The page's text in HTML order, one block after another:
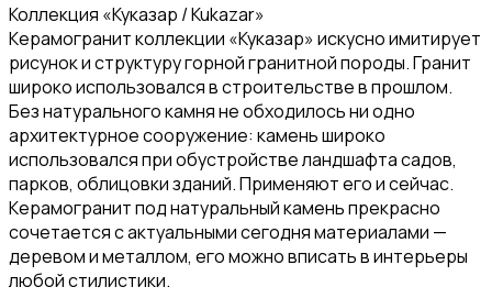
Коллекция «Куказар / Kukazar»
Керамогранит коллекции «Куказар» искусно имитирует
рисунок и структуру горной гранитной породы. Гранит
широко использовался в строительстве в прошлом.
Без натурального камня не обходилось ни одно
архитектурное сооружение: камень широко
использовался при обустройстве ландшафта садов,
парков, облицовки зданий. Применяют его и сейчас.
Керамогранит под натуральный камень прекрасно
сочетается с актуальными сегодня материалами —
деревом и металлом, его можно вписать в интерьеры
любой стилистики.